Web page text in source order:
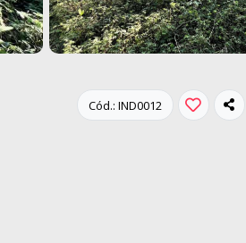
Cód.: IND0012